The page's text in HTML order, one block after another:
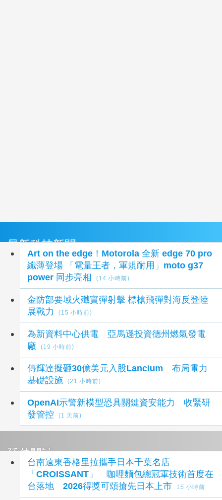
最新科技新聞
Art on the edge！Motorola 全新 edge 70 pro
纖薄登場 「電量王者，軍規耐用」moto g37
power 同步亮相
(14 小時前)
金防部要域火殲實彈射擊 標槍飛彈對海反登陸
展戰力
(15 小時前)
為新資料中心供電 亞馬遜投資德州燃氣發電
廠
(19 小時前)
傳輝達擬砸30億美元入股Lancium 布局電力
基礎設施
(21 小時前)
OpenAI示警新模型恐具關鍵資安能力 收緊研
發管控
(1 天前)
延伸閱讀
台南遠東香格里拉攜手日本千葉名店
「CROISSANT」 咖哩麵包總冠軍技術首度在
台落地 2026得獎可頌搶先日本上市
15 小時前